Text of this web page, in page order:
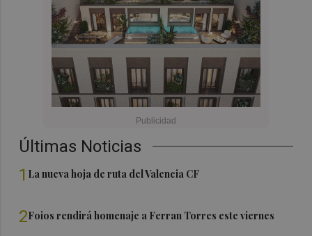
Últimas Noticias
1 La nueva hoja de ruta del Valencia CF
2Foios rendirá homenaje a Ferran Torres este viernes